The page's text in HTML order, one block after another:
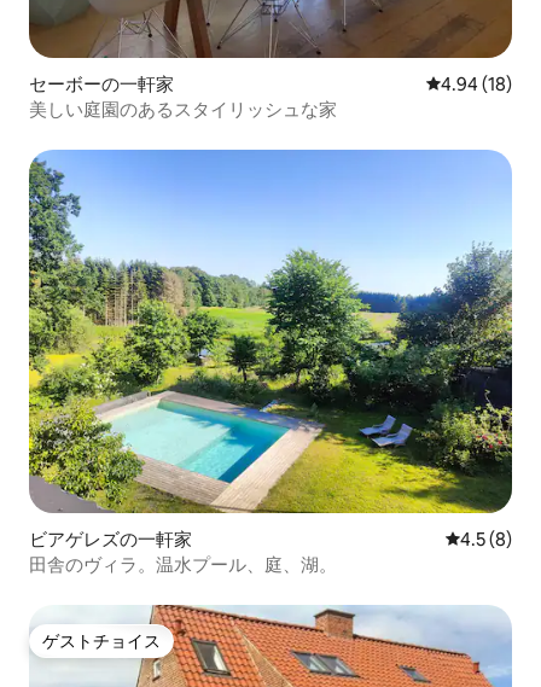
セーボーの一軒家 レビュー18
4.94 (18)
美しい庭園のあるスタイリッシュな家
ビアゲレズの一軒家 レビュー8
4.5 (8)
田舎のヴィラ。温水プール、庭、湖。
ゲストチョイス
ゲストチョイス